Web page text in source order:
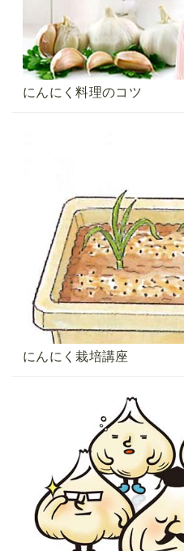
にんにく料理のコツ
にんにく栽培講座